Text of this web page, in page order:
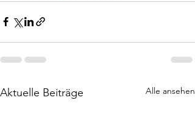
Aktuelle Beiträge Alle ansehen